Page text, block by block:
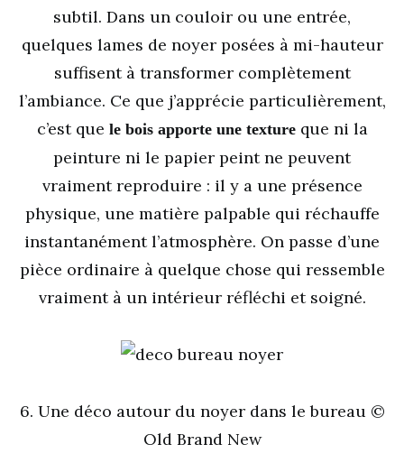
subtil. Dans un couloir ou une entrée,
quelques lames de noyer posées à mi-hauteur
suffisent à transformer complètement
l’ambiance. Ce que j’apprécie particulièrement,
c’est que le bois apporte une textureque ni la
peinture ni le papier peint ne peuvent
vraiment reproduire : il y a une présence
physique, une matière palpable qui réchauffe
instantanément l’atmosphère. On passe d’une
pièce ordinaire à quelque chose qui ressemble
vraiment à un intérieur réfléchi et soigné.
6. Une déco autour du noyer dans le bureau ©
Old Brand New